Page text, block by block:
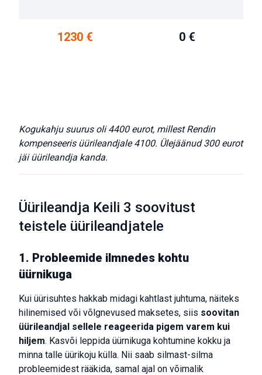
1230 € 0 €
Kogukahju suurus oli 4400 eurot, millest Rendin
kompenseeris üürileandjale 4100. Ülejäänud 300 eurot
jäi üürileandja kanda.
Üürileandja Keili 3 soovitust
teistele üürileandjatele
1. Probleemide ilmnedes kohtu
üürnikuga
Kui üürisuhtes hakkab midagi kahtlast juhtuma, näiteks
hilinemised või võlgnevused maksetes, siis soovitan
üürileandjal sellele reageerida pigem varem kui
hiljem. Kasvõi leppida üürnikuga kohtumine kokku ja
minna talle üürikoju külla. Nii saab silmast-silma
probleemidest rääkida, samal ajal on võimalik